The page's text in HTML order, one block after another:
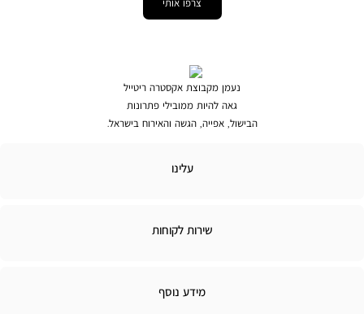
צרפו אותי
נעמן מקבוצת אקסטרה ריטייל
גאה להיות ממובילי פתרונות
הבישול, אפייה, הגשה והאירוח בישראל.
עלינו
שירות לקוחות
מידע
מידע נוסף